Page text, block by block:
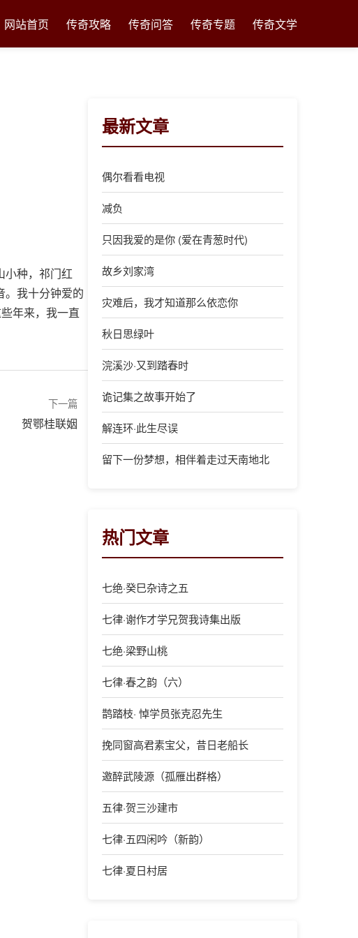
网站首页 传奇攻略 传奇问答 传奇专题 传奇文学
小种，祁门红
。我十分钟爱的
年来，我一直
下一篇
贺鄂桂联姻
最新文章
偶尔看看电视
减负
只因我爱的是你 (爱在青葱时代)
故乡刘家湾
灾难后，我才知道那么依恋你
秋日思绿叶
浣溪沙·又到踏春时
诡记集之故事开始了
解连环·此生尽误
留下一份梦想，相伴着走过天南地北
热门文章
七绝·癸巳杂诗之五
七律·谢作才学兄贺我诗集出版
七绝·梁野山桃
七律·春之韵（六）
鹊踏枝· 悼学员张克忍先生
挽同窗高君素宝父，昔日老船长
邀醉武陵源（孤雁出群格）
五律·贺三沙建市
七律·五四闲吟（新韵）
七律·夏日村居